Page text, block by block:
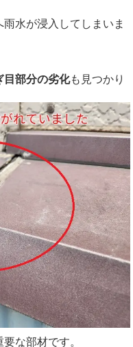
水が浸入してしまいま
目部分の劣化も見つかり
な部材です。